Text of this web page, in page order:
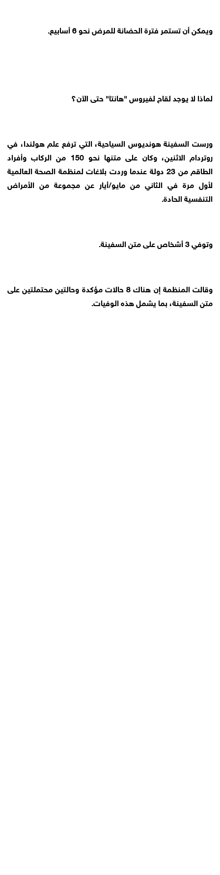
ويمكن أن تستمر فترة الحضانة للمرض نحو 6 أسابيع.
لماذا لا يوجد لقاح لفيروس "هانتا" حتى الآن؟
ورست السفينة هونديوس السياحية، التي ترفع علم هولندا، في
روتردام الاثنين، وكان على متنها نحو 150 من الركاب وأفراد
الطاقم من 23 دولة عندما وردت بلاغات لمنظمة الصحة العالمية
لأول مرة في الثاني من مايو/أيار عن مجموعة من الأمراض
التنفسية الحادة.
وتوفي 3 أشخاص على متن السفينة.
وقالت المنظمة إن هناك 8 حالات مؤكدة وحالتين محتملتين على
متن السفينة، بما يشمل هذه الوفيات.